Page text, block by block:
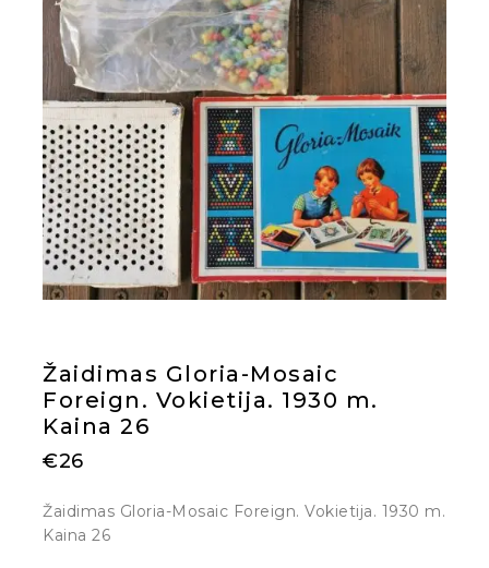
Žaidimas Gloria-Mosaic
Foreign. Vokietija. 1930 m.
Kaina 26
€26
Žaidimas Gloria-Mosaic Foreign. Vokietija. 1930 m.
Kaina 26